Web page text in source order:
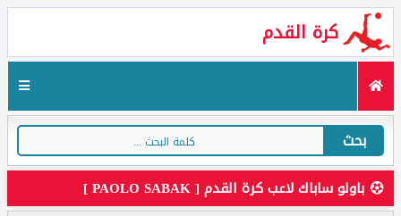
كرة القدم
بحث
باولو ساباك لاعب كرة القدم [ PAOLO SABAK ]